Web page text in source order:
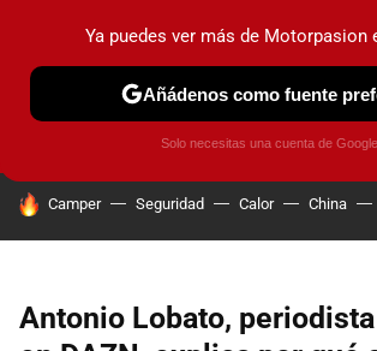
PRUEBAS COCHES ELÉCTRICOS
HOY SE HABLA DE
Camper Seguridad Calor China
Antonio Lobato, periodista
Ya puedes ver más de Motorpasion
Añádenos como fuente
Solo necesitas una cuenta de Google